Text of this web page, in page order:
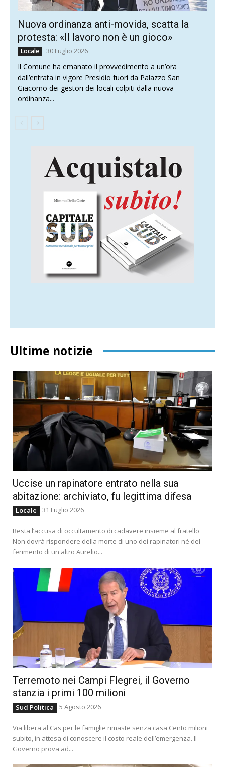
Nuova ordinanza anti-movida, scatta la
protesta: «Il lavoro non è un gioco»
Locale 30 Luglio 2026
Il Comune ha emanato il provvedimento a un’ora
dall’entrata in vigore Presidio fuori da Palazzo San
Giacomo dei gestori dei locali colpiti dalla nuova
ordinanza...
Ultime notizie
Uccise un rapinatore entrato nella sua
abitazione: archiviato, fu legittima difesa
Locale 31 Luglio 2026
Resta l’accusa di occultamento di cadavere insieme al fratello
Non dovrà rispondere della morte di uno dei rapinatori né del
ferimento di un altro Aurelio...
Terremoto nei Campi Flegrei, il Governo
stanzia i primi 100 milioni
Sud Politica 5 Agosto 2026
Via libera al Cas per le famiglie rimaste senza casa Cento milioni
subito, in attesa di conoscere il costo reale dell’emergenza. Il
Governo prova ad...